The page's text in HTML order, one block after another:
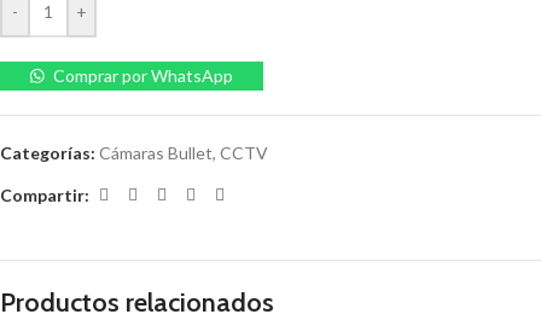
- +
Comprar por WhatsApp
Categorías: Cámaras Bullet, CCTV
Compartir:
Productos relacionados